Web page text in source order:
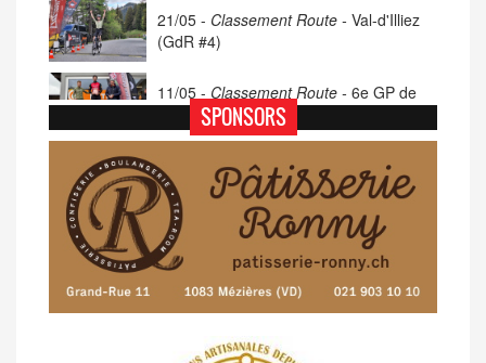
21/05 - Classement Route - Val-d'Illiez
(GdR #4)
11/05 - Classement Route - 6e GP de
Porsel (TdC #4)
07/05 - Classement Route -
Blonay-Les
Pléiades (GdR #3)
23/04 - Classement Route -4e Pringy -
Moléson (TdC #3)
14/04 -Photos -Les photos du 5e GP
SPONSORS